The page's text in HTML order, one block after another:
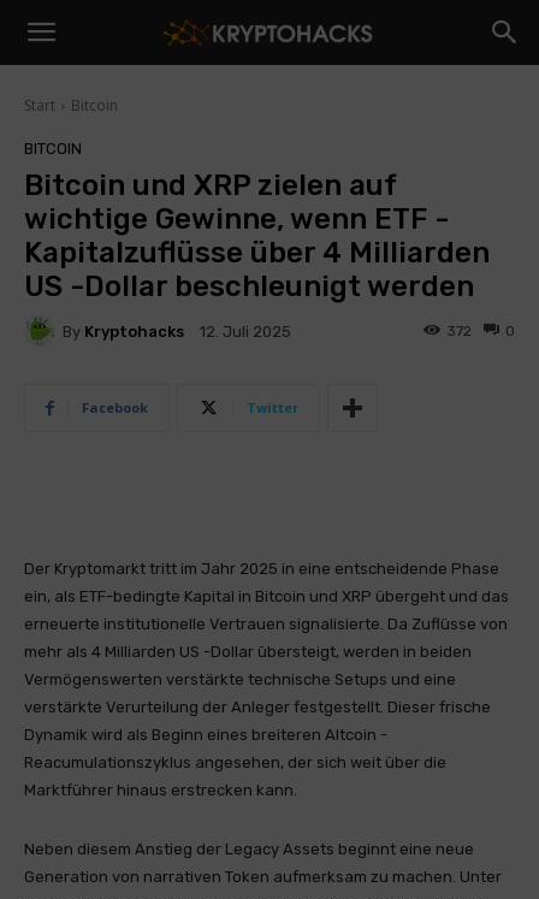
Start Bitcoin
BITCOIN
Bitcoin und XRP zielen auf
wichtige Gewinne, wenn ETF -
Kapitalzuflüsse über 4 Milliarden
US -Dollar beschleunigt werden
By Kryptohacks 12. Juli 2025 0
372
Facebook Twitter
Der Kryptomarkt tritt im Jahr 2025 in eine entscheidende Phase
ein, als ETF-bedingte Kapital in Bitcoin und XRP übergeht und das
erneuerte institutionelle Vertrauen signalisierte. Da Zuflüsse von
mehr als 4 Milliarden US -Dollar übersteigt, werden in beiden
Vermögenswerten verstärkte technische Setups und eine
verstärkte Verurteilung der Anleger festgestellt. Dieser frische
Dynamik wird als Beginn eines breiteren Altcoin -
Reacumulationszyklus angesehen, der sich weit über die
Marktführer hinaus erstrecken kann.
Neben diesem Anstieg der Legacy Assets beginnt eine neue
Generation von narrativen Token aufmerksam zu machen. Unter